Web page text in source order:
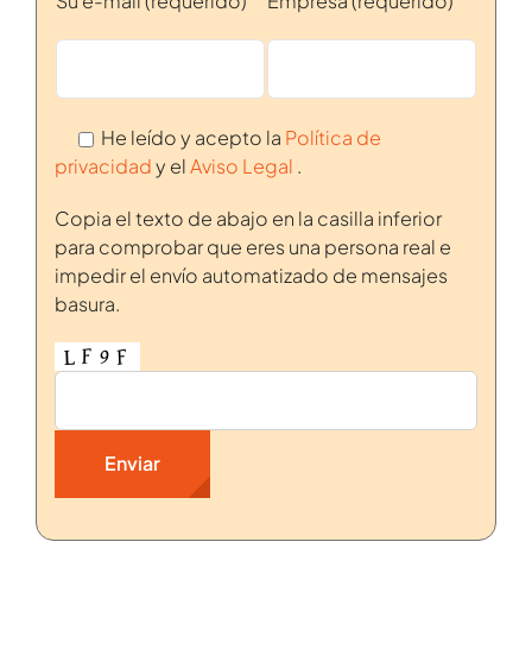
He leído y acepto la Política de
privacidady elAviso Legal .
Copia el texto de abajo en la casilla inferior
para comprobar que eres una persona real e
impedir el envío automatizado de mensajes
basura.